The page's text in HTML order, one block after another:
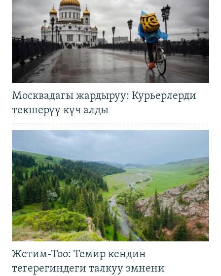
Москвадагы жардыруу: Курьерлерди
текшерүү күч алды
Жетим-Тоо: Темир кендин
тегерегиндеги талкуу эмнени